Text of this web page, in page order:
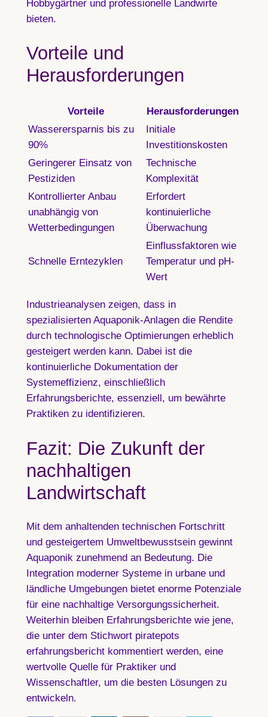
Hobbygärtner und professionelle Landwirte
bieten.
Vorteile und
Herausforderungen
Vorteile
Herausforderungen
Wasserersparnis bis zu
90%
Initiale
Investitionskosten
Geringerer Einsatz von
Pestiziden
Technische
Komplexität
Kontrollierter Anbau
unabhängig von
Wetterbedingungen
Erfordert
kontinuierliche
Überwachung
Schnelle Erntezyklen
Einflussfaktoren wie
Temperatur und pH-
Wert
Industrieanalysen zeigen, dass in
spezialisierten Aquaponik-Anlagen die Rendite
durch technologische Optimierungen erheblich
gesteigert werden kann. Dabei ist die
kontinuierliche Dokumentation der
Systemeffizienz, einschließlich
Erfahrungsberichte, essenziell, um bewährte
Praktiken zu identifizieren.
Fazit: Die Zukunft der
nachhaltigen
Landwirtschaft
Mit dem anhaltenden technischen Fortschritt
und gesteigertem Umweltbewusstsein gewinnt
Aquaponik zunehmend an Bedeutung. Die
Integration moderner Systeme in urbane und
ländliche Umgebungen bietet enorme Potenziale
für eine nachhaltige Versorgungssicherheit.
Weiterhin bleiben Erfahrungsberichte wie jene,
die unter dem Stichwort piratepots
erfahrungsbericht kommentiert werden, eine
wertvolle Quelle für Praktiker und
Wissenschaftler, um die besten Lösungen zu
entwickeln.